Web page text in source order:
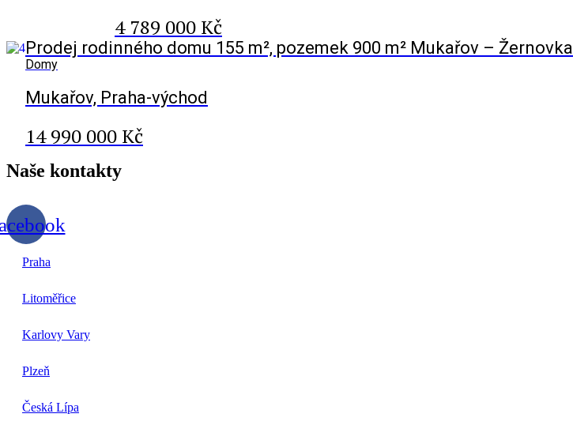
4 789 000 Kč
Prodej rodinného domu 155 m², pozemek 900 m² Mukařov – Žernovka
Domy
Mukařov, Praha-východ
14 990 000 Kč
Naše kontakty
Praha
Litoměřice
Karlovy Vary
Plzeň
Česká Lípa